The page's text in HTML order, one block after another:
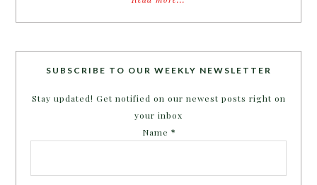
SUBSCRIBE TO OUR WEEKLY NEWSLETTER
Stay updated! Get notified on our newest posts right on
your inbox
Name *